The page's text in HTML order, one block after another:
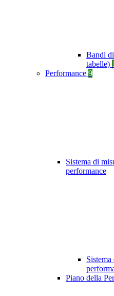
Bandi
tabelle) 1
Performance 9
Sistema di
performance
Piano della